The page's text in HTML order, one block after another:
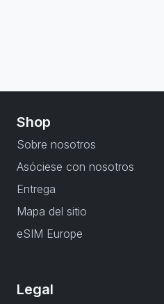
Shop
Sobre nosotros
Asóciese con nosotros
Entrega
Mapa del sitio
eSIM Europe
Legal